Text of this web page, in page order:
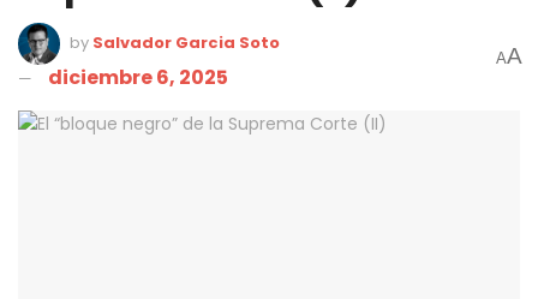
by Salvador Garcia Soto
diciembre 6, 2025
AA